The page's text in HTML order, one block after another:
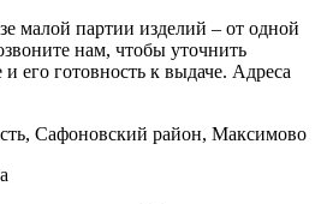
малой партии изделий – от одной
нам, чтобы уточнить
его готовность к выдаче. Адреса
Сафоновский район, Максимово